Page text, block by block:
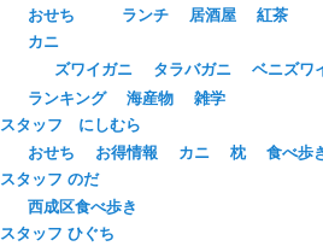
おせち
ランチ
居酒屋 紅茶
カニ
ズワイガニ
タラバガニ ベニズワ
ランキング
海産物
雑学
スタッフ にしむら
おせち
お得情報 カニ 枕
食べ歩
スタッフ のだ
西成区食べ歩き
スタッフ ひぐち